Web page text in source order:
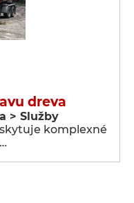
dreva
> Služby
komplexné